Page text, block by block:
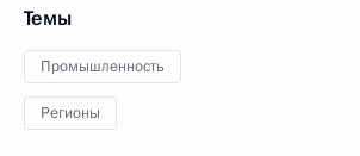
Темы
Промышленность
Регионы